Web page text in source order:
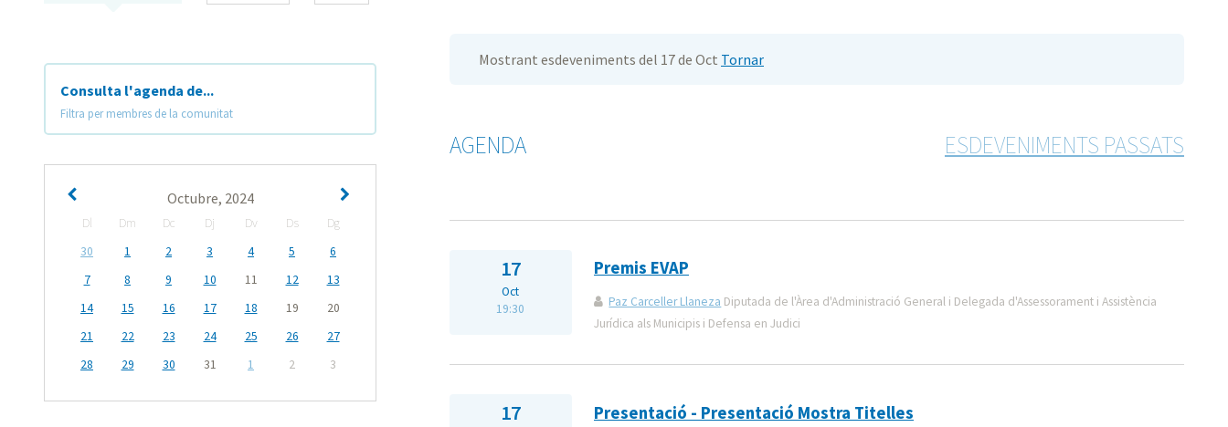
Consulta l'agenda de...
Filtra per membres de la comunitat
Octubre, 2024
Dl Dm Dc Dj Dv Ds
Dg
30
1 2 3 4 5
6
7
8 9 10 11 12
13
14
15 16 17 18 19
20
21
22 23 24 25 26
27
28
29 30 31 1 2 3
Mostrant esdeveniments del 17 de Oct Tornar
AGENDA ESDEVENIMENTS PASSATS
17
Oct
19:30
Premis EVAP
Paz Carceller Llaneza Diputada de l'Àrea d'Administració General i Delegada d'Assessorament i Assistència
Jurídica als Municipis i Defensa en Judici
17 Presentació - Presentació Mostra Titelles